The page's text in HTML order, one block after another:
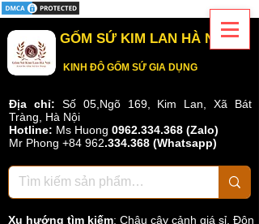
GỐM SỨ KIM LAN HÀ NỘI
KINH ĐÔ GỐM SỨ GIA DỤNG
Địa chỉ: Số 05,Ngõ 169, Kim Lan, Xã Bát
Tràng, Hà Nội
Hotline: Ms Huong 0962.334.368 (Zalo)
Mr Phong +84 962.334.368 (Whatsapp)
Xu hướng tìm kiếm: Chậu cây cảnh giá sỉ Đôn